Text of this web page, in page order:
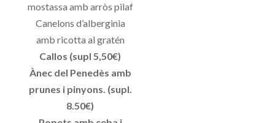
mostassa amb arròs pilaf
Canelons d’alberginia
amb ricotta al gratén
Callos (supl 5,50€)
Ànec del Penedès amb
prunes i pinyons. (supl.
8.50€)